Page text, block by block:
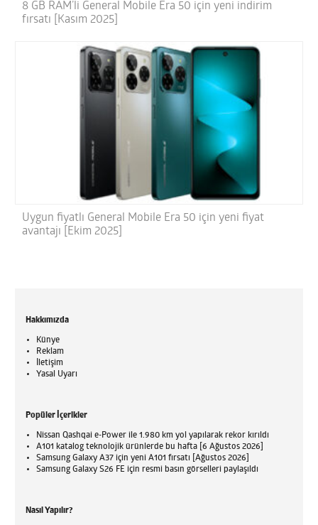
8 GB RAM’li General Mobile Era 50 için yeni indirim
fırsatı [Kasım 2025]
Uygun fiyatlı General Mobile Era 50 için yeni fiyat
avantajı [Ekim 2025]
Hakkımızda
Künye
Reklam
İletişim
Yasal Uyarı
Popüler İçerikler
Nissan Qashqai e-Power ile 1.980 km yol yapılarak rekor kırıldı
A101 katalog teknolojik ürünlerde bu hafta [6 Ağustos 2026]
Samsung Galaxy A37 için yeni A101 fırsatı [Ağustos 2026]
Samsung Galaxy S26 FE için resmi basın görselleri paylaşıldı
Nasıl Yapılır?